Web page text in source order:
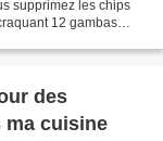
supprimez les chips
12 gambas
des
ma cuisine